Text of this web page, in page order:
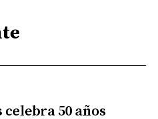
celebra 50 años